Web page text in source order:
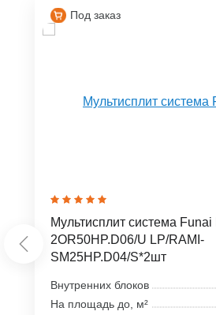
Под заказ
Мультисплит система Funai
2OR50HP.D06/U LP/RAMI-
SM25HP.D04/S*2шт
Внутренних блоков
На площадь до, м²